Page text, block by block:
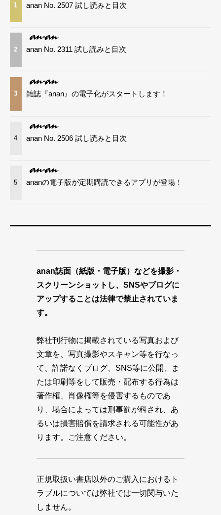
1 anan No. 2507 試し読みと目次
2 anan No. 2311 試し読みと目次
3 雑誌『anan』の電子化がスタートします！
4 anan No. 2506 試し読みと目次
5 ananの電子版が定期購読できるアプリが登場！
anan誌面（紙版・電子版）などを撮影・
スクリーンショットし、SNSやブログに
アップすることは法律で禁止されていま
す。
弊社刊行物に掲載されている写真および
文章を、写真撮影やスキャン等を行なっ
て、許諾なくブログ、SNS等に公開、ま
たは印刷等をして販売・配布する行為は
著作権、肖像権等を侵害するものであ
り、場合によっては刑事罰が科され、あ
るいは損害賠償を請求される可能性があ
ります。ご注意ください。
正規取扱い書店以外のご購入におけるト
ラブルについては弊社では一切関与いた
しません。